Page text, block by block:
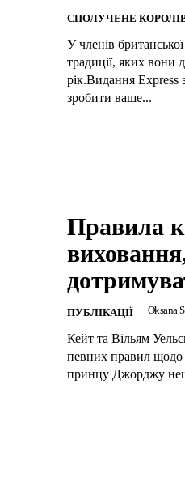
СПОЛУЧЕНЕ
У членів британської
традиції, яких вони
рік.Видання Express
зробити ваше...
Правила
ПУБЛІКАЦІЇ Oksana
Кейт та Вільям
певних правил щодо
принцу Джорджу